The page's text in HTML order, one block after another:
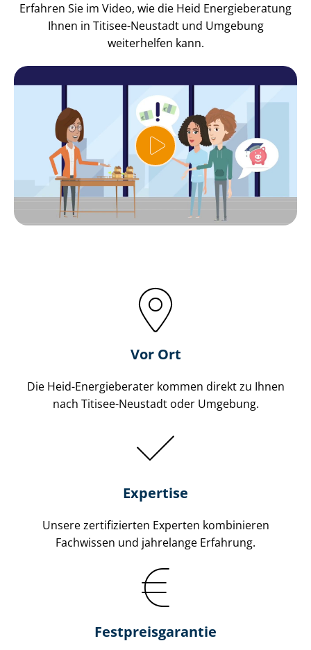
Erfahren Sie im Video, wie die Heid Energieberatung
Ihnen in Titisee-Neustadt und Umgebung
weiterhelfen kann.
Vor Ort
Die Heid-Energieberater kommen direkt zu Ihnen
nach Titisee-Neustadt oder Umgebung.
Expertise
Unsere zertifizierten Experten kombinieren
Fachwissen und jahrelange Erfahrung.
Fest­preis­ga­ran­tie